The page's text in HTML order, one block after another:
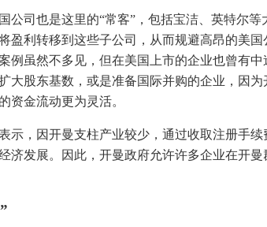
公司也是这里的“常客”，包括宝洁、英特尔
盈利转移到这些子公司，从而规避高昂的美
例虽然不多见，但在美国上市的企业也曾有
大股东基数，或是准备国际并购的企业，因
资金流动更为灵活。
示，因开曼支柱产业较少，通过收取注册手
济发展。因此，开曼政府允许许多企业在开